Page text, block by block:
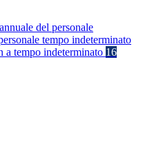
del personale
tempo indeterminato
a tempo indeterminato 16